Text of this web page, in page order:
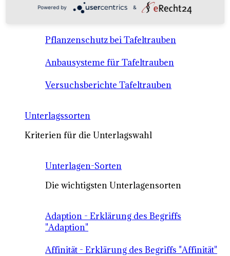
Tafeltraubenanbau - rechtliche
Pflanzenschutz bei Tafeltrauben
Anbausysteme für Tafeltrauben
Versuchsberichte Tafeltrauben
Unterlagssorten
Kriterien für die Unterlagswahl
Unterlagen-Sorten
Die wichtigsten Unterlagensorten
Adaption - Erklärung des Begriffs
"Adaption"
Affinität - Erklärung des Begriffs "Affinität"
Powered by &